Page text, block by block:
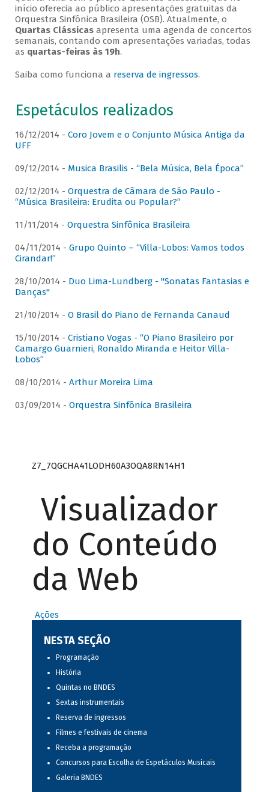
início oferecia ao público apresentações gratuitas da
Orquestra Sinfônica Brasileira (OSB). Atualmente, o
Quartas Clássicasapresenta uma agenda de concertos
semanais, contando com apresentações variadas, todas
as quartas-feiras às 19h.
Saiba como funciona a reserva de ingressos.
Espetáculos realizados
16/12/2014 - Coro Jovem e o Conjunto Música Antiga da
UFF
09/12/2014 - Musica Brasilis - “Bela Música, Bela Época”
02/12/2014 - Orquestra de Câmara de São Paulo -
“Música Brasileira: Erudita ou Popular?”
11/11/2014 - Orquestra Sinfônica Brasileira
04/11/2014 - Grupo Quinto – “Villa-Lobos: Vamos todos
Cirandar!”
28/10/2014 - Duo Lima-Lundberg - "Sonatas Fantasias e
Danças"
21/10/2014 - O Brasil do Piano de Fernanda Canaud
15/10/2014 - Cristiano Vogas - “O Piano Brasileiro por
Camargo Guarnieri, Ronaldo Miranda e Heitor Villa-
Lobos”
08/10/2014 - Arthur Moreira Lima
03/09/2014 - Orquestra Sinfônica Brasileira
Z7_7QGCHA41LODH60A3OQA8RN14H1
Visualizador
do Conteúdo
da Web
Ações
NESTA SEÇÃO
Programação
História
Quintas no BNDES
Sextas instrumentais
Reserva de ingressos
Filmes e festivais de cinema
Receba a programação
Concursos para Escolha de Espetáculos Musicais
Galeria BNDES